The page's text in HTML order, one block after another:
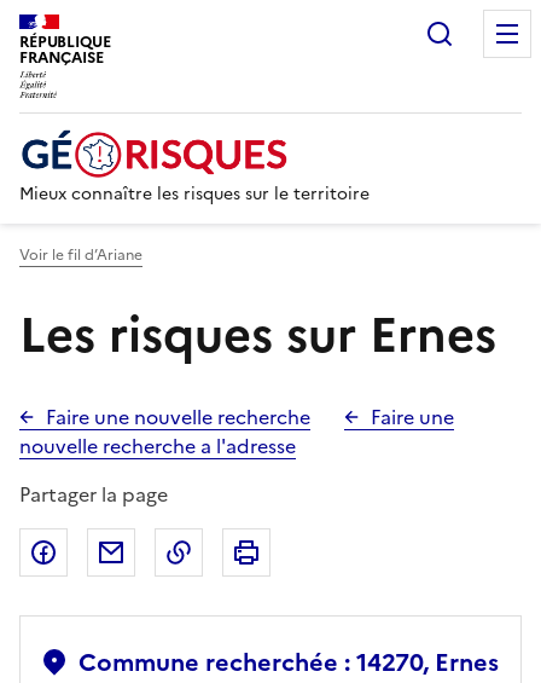
RÉPUBLIQUE
FRANÇAISE
Mieux connaître les risques sur le territoire
Voir le fil d’Ariane
Les risques sur Ernes
Faire une nouvelle recherche
Faire une
nouvelle recherche a l'adresse
Partager la page
Partager sur Facebook
Partager par emailCopier dans le presse-papier
Commune recherchée : 14270, Ernes